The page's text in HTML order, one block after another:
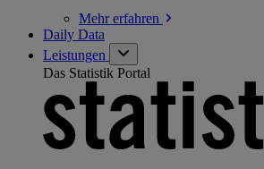
Mehrerfahren
Daily Data
Leistungen
Das Statistik Portal